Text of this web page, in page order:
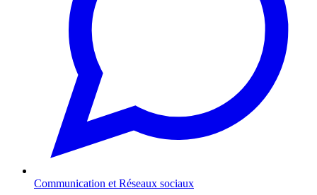
Communication et Réseaux sociaux